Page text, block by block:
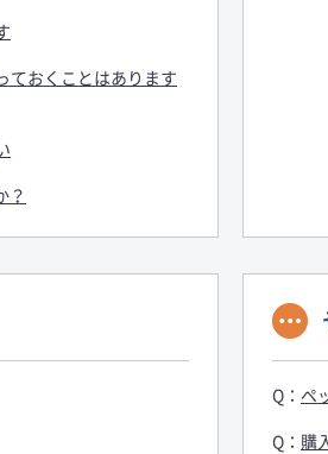
ておくことはあります
？
ペ
購